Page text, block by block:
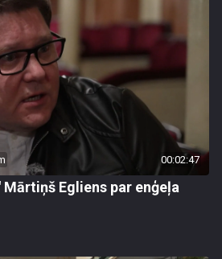
00:02:47
Mārtiņš Egliens par enģeļa